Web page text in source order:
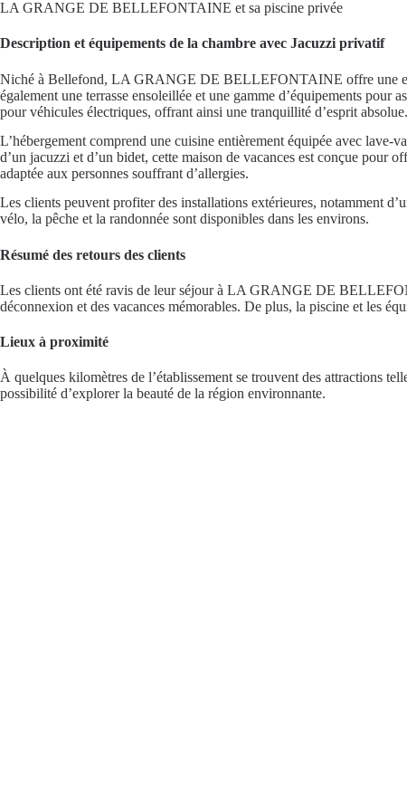
LA GRANGE DE BELLEFONTAINE et sa piscine privée
Description et équipements de la chambre avec Jacuzzi privatif
Niché à Bellefond, LA GRANGE DE BELLEFONTAINE offre une
également une terrasse ensoleillée et une gamme d’équipements
pour véhicules électriques, offrant ainsi une tranquillité d’esprit absolue.
L’hébergement comprend une cuisine entièrement équipée avec
d’un jacuzzi et d’un bidet, cette maison de vacances est conçue
adaptée aux personnes souffrant d’allergies.
Les clients peuvent profiter des installations extérieures, notamment
vélo, la pêche et la randonnée sont disponibles dans les environs.
Résumé des retours des clients
Les clients ont été ravis de leur séjour à LA GRANGE DE
déconnexion et des vacances mémorables. De plus, la piscine et les
Lieux à proximité
À quelques kilomètres de l’établissement se trouvent des attractions
possibilité d’explorer la beauté de la région environnante.